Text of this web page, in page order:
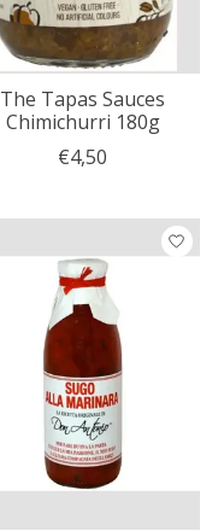
The Tapas Sauces
Chimichurri 180g
€4,50